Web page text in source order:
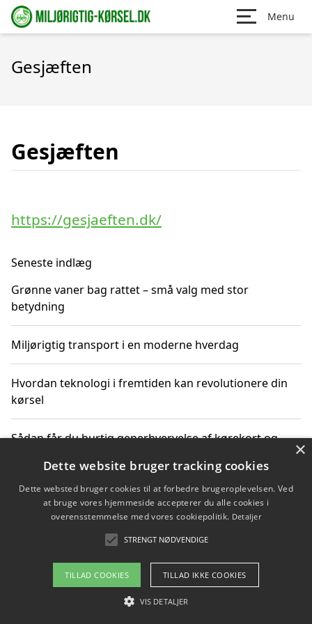
Menu
Gesjæften
Gesjæften
https://gesjaeften.dk/
Seneste indlæg
Grønne vaner bag rattet – små valg med stor
betydning
Miljørigtig transport i en moderne hverdag
Hvordan teknologi i fremtiden kan revolutionere din
kørsel
Sådan får du hurtig generhvervelse af kørekort og
Sådan lærer du miljørigtig kørsel hos en køreskole i
Gentofte
Copyright 2026 - Pilanto Aps
Om / kontakt
×
Dette website bruger tracking cookies
Dette websted bruger cookies til at forbedre brugeroplevelsen. Ved
at bruge vores hjemmeside accepterer du alle cookies i
overensstemmelse med vores cookiepolitik. Detaljer
STRENGT NØDVENDIGE
TILLAD COOKIES TILLAD IKKE COOKIES
VIS DETALJER